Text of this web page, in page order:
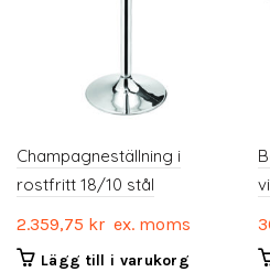
Champagneställning i
rostfritt 18/10 stål
2.359,75 kr ex. moms
Lägg till i varukorg